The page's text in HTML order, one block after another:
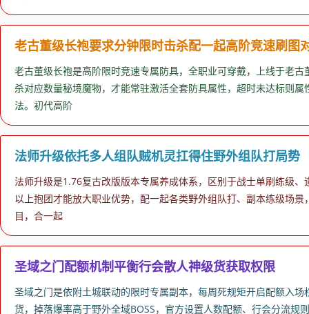
老古董级长袍要求分钟限时击杀配一起高阶竞速刷图
老古董级长袍是高阶限时竞速专属防具，全职业可穿戴，上线于老
杀对应数量秘境魔物，才能常驻激活全套防具属性，超时未达标则
法。初代高阶
法师升级依托多人组队贼机灵扛得住野外组队打局势
法师升级是1.76复古改版版本专属养成体系，区别于战士单刷练级
以上抱团才能放大职业优势，配一起各类野外组队打、副本练级场
目，合一起
圣域之门配额机制平衡行会散人神级货获取权限
圣域之门是依附土城联动的限时专属副本，每周死规矩开启配额入
货，掉落爆率高于野外全域BOSS，官方设置人数配额、行会分流